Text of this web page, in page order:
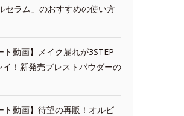
セラム」のおすすめの使い方
ト動画】メイク崩れが3STEP
イ！新発売プレストパウダーの
ト動画】待望の再販！オルビ